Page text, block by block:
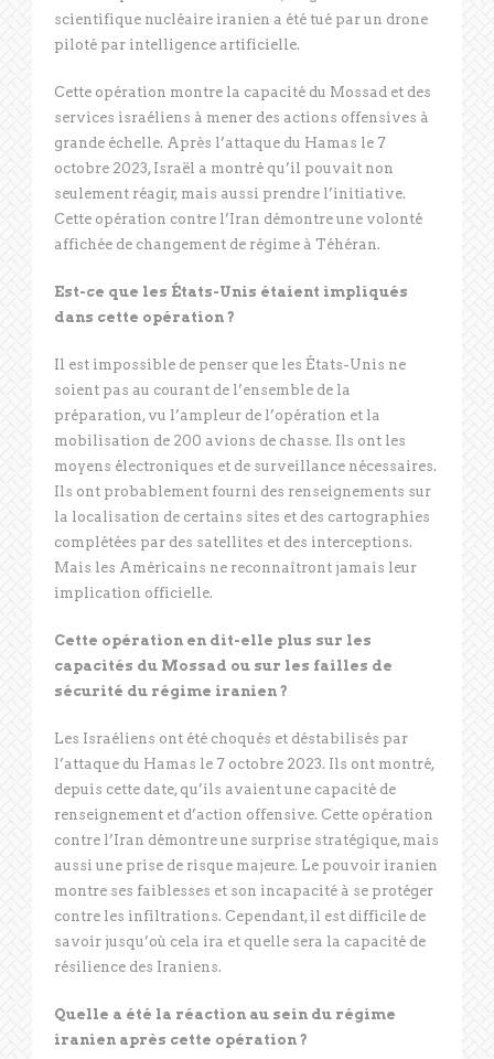
scientifique nucléaire iranien a été tué par un drone
piloté par intelligence artificielle.
Cette opération montre la capacité du Mossad et des
services israéliens à mener des actions offensives à
grande échelle. Après l’attaque du Hamas le 7
octobre 2023, Israël a montré qu’il pouvait non
seulement réagir, mais aussi prendre l’initiative.
Cette opération contre l’Iran démontre une volonté
affichée de changement de régime à Téhéran.
Est-ce que les États-Unis étaient impliqués
dans cette opération ?
Il est impossible de penser que les États-Unis ne
soient pas au courant de l’ensemble de la
préparation, vu l’ampleur de l’opération et la
mobilisation de 200 avions de chasse. Ils ont les
moyens électroniques et de surveillance nécessaires.
Ils ont probablement fourni des renseignements sur
la localisation de certains sites et des cartographies
complétées par des satellites et des interceptions.
Mais les Américains ne reconnaîtront jamais leur
implication officielle.
Cette opération en dit-elle plus sur les
capacités du Mossad ou sur les failles de
sécurité du régime iranien ?
Les Israéliens ont été choqués et déstabilisés par
l’attaque du Hamas le 7 octobre 2023. Ils ont montré,
depuis cette date, qu’ils avaient une capacité de
renseignement et d’action offensive. Cette opération
contre l’Iran démontre une surprise stratégique, mais
aussi une prise de risque majeure. Le pouvoir iranien
montre ses faiblesses et son incapacité à se protéger
contre les infiltrations. Cependant, il est difficile de
savoir jusqu’où cela ira et quelle sera la capacité de
résilience des Iraniens.
Quelle a été la réaction au sein du régime
iranien après cette opération ?